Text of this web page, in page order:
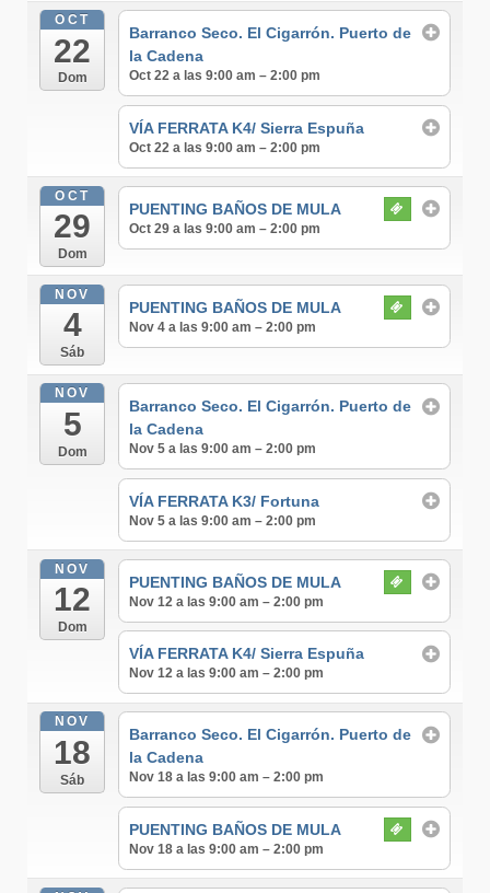
OCT
22
Dom
Barranco Seco. El Cigarrón. Puerto de
la Cadena
Oct 22 a las 9:00 am – 2:00 pm
VÍA FERRATA K4/ Sierra Espuña
Oct 22 a las 9:00 am – 2:00 pm
OCT
29
Dom
PUENTING BAÑOS DE MULA
Oct 29 a las 9:00 am – 2:00 pm
NOV
4
Sáb
PUENTING BAÑOS DE MULA
Nov 4 a las 9:00 am – 2:00 pm
NOV
5
Dom
Barranco Seco. El Cigarrón. Puerto de
la Cadena
Nov 5 a las 9:00 am – 2:00 pm
VÍA FERRATA K3/ Fortuna
Nov 5 a las 9:00 am – 2:00 pm
NOV
12
Dom
PUENTING BAÑOS DE MULA
Nov 12 a las 9:00 am – 2:00 pm
VÍA FERRATA K4/ Sierra Espuña
Nov 12 a las 9:00 am – 2:00 pm
NOV
18
Sáb
Barranco Seco. El Cigarrón. Puerto de
la Cadena
Nov 18 a las 9:00 am – 2:00 pm
PUENTING BAÑOS DE MULA
Nov 18 a las 9:00 am – 2:00 pm